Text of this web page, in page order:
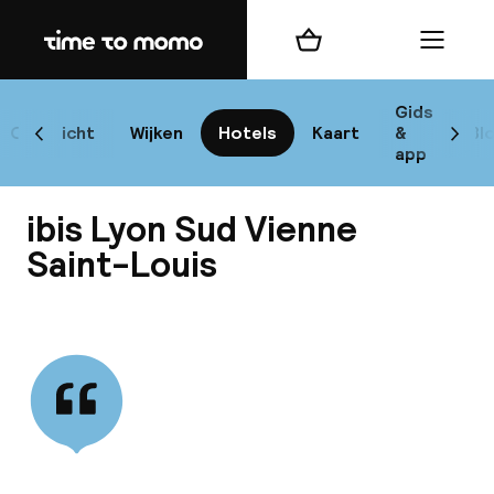
Home
Overzicht Wijken Hotels Kaart
Gids
&
app
Scroll naar links
Winkelmand Menu
ibis Lyon Sud Vienne
Saint-Louis